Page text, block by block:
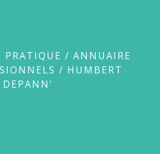
PRATIQUE / ANNUAIRE
/ HUMBERT
DEPANN'